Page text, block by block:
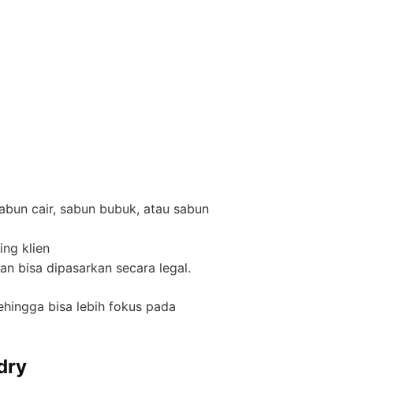
cair, sabun bubuk, atau sabun
klien
bisa dipasarkan secara legal.
bisa lebih fokus pada